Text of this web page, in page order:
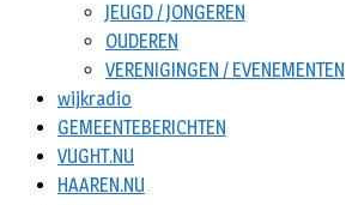
JEUGD / JONGEREN
OUDEREN
VERENIGINGEN / EVENEMENTEN
wijkradio
GEMEENTEBERICHTEN
VUGHT.NU
HAAREN.NU